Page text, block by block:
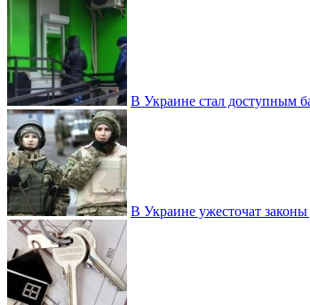
В Украине стал доступным
В Украине ужесточат